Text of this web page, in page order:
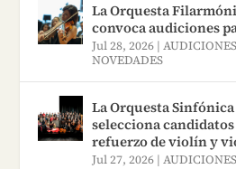
La Orquesta
convoca audiciones
Jul 28, 2026 |AUDICIONES
NOVEDADES
La Orquesta
selecciona
refuerzo de violín y
Jul 27, 2026 |AUDICIONES